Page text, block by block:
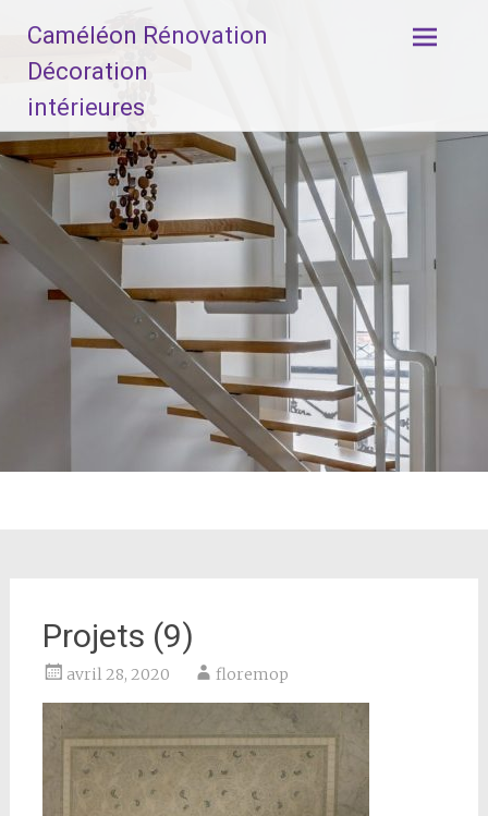
contenu
Caméléon Rénovation
Décoration
intérieures
Projets (9)
avril 28, 2020 floremop